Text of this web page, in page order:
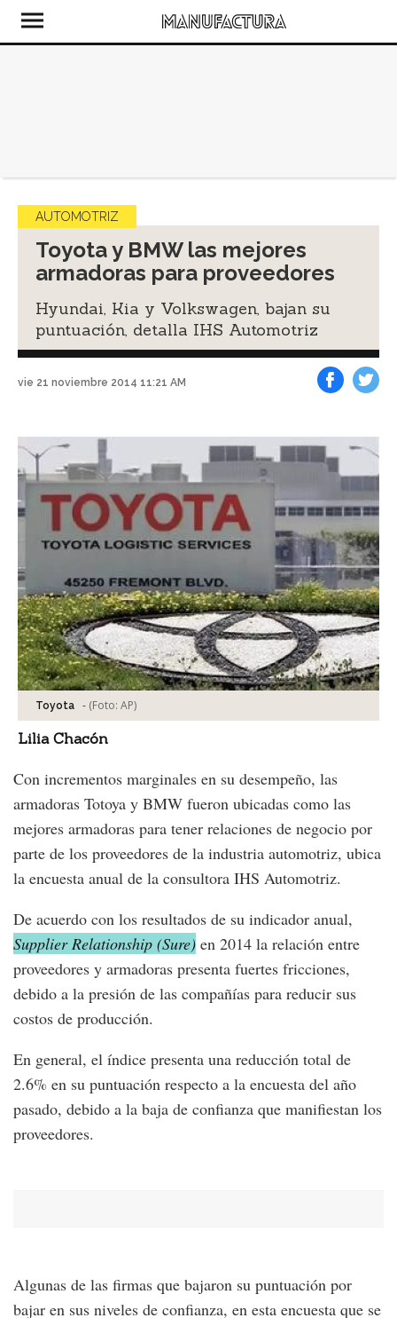
AUTOMOTRIZ
Toyota y BMW las mejores
armadoras para proveedores
Hyundai, Kia y Volkswagen, bajan su
puntuación, detalla IHS Automotriz
vie 21 noviembre 2014 11:21 AM
Toyota - (Foto: AP)
Lilia Chacón
Con incrementos marginales en su desempeño, las
armadoras Totoya y BMW fueron ubicadas como las
mejores armadoras para tener relaciones de negocio por
parte de los proveedores de la industria automotriz, ubica
la encuesta anual de la consultora IHS Automotriz.
De acuerdo con los resultados de su indicador anual,
Supplier Relationship (Sure) en 2014 la relación entre
proveedores y armadoras presenta fuertes fricciones,
debido a la presión de las compañías para reducir sus
costos de producción.
En general, el índice presenta una reducción total de
2.6% en su puntuación respecto a la encuesta del año
pasado, debido a la baja de confianza que manifiestan los
proveedores.
Algunas de las firmas que bajaron su puntuación por
bajar en sus niveles de confianza, en esta encuesta que se